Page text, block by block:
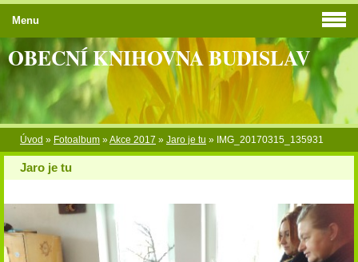
OBECNÍ KNIHOVNA BUDISLAV
Úvod » Fotoalbum »Akce 2017 » Jaro je tu » IMG_20170315_135931
Jaro je tu
Menu